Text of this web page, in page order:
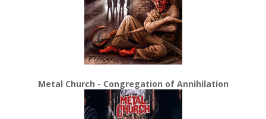
Metal Church - Congregation of Annihilation